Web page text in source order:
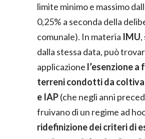
limite minimo e massimo
0,25% a seconda della
comunale). In materia IMU
dalla stessa data, può
applicazione l’esenzione a
terreni condotti da
e IAP(che negli anni
fruivano di un regime ad
ridefinizione dei criteri di